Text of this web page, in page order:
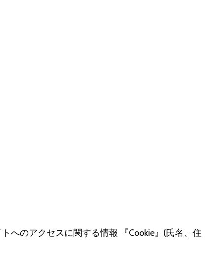
へのアクセスに関する情報 『Cookie』(氏名、住